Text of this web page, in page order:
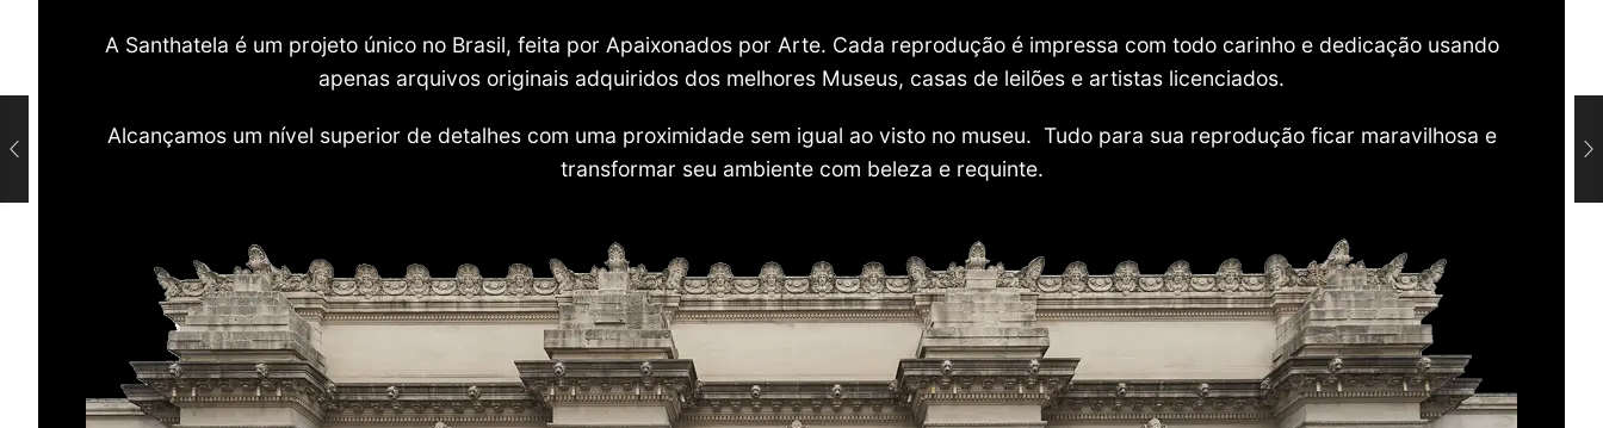
A Santhatela é um projeto único no Brasil, feita por Apaixonados por Arte. Cada reprodução é impressa com todo carinho e dedicação usando
apenas arquivos originais adquiridos dos melhores Museus, casas de leilões e artistas licenciados.
Alcançamos um nível superior de detalhes com uma proximidade sem igual ao visto no museu. Tudo para sua reprodução ficar maravilhosa e
transformar seu ambiente com beleza e requinte.